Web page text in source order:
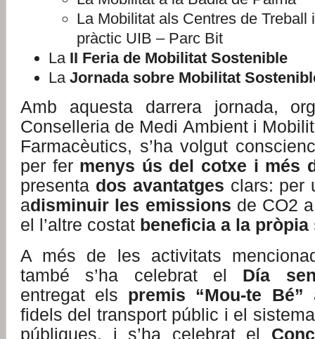
La Mobilitat als Centres de Treball
pràctic UIB – Parc Bit
La II Feria de Mobilitat Sostenible
La Jornada sobre Mobilitat
Amb aquesta darrera jornada,
Conselleria de Medi Ambient i
Farmacèutics, s’ha volgut
per fer menys ús del cotxe i més
presenta dos avantatges clars: per
adisminuir les emissions de CO2
el l’altre costat beneficia a la pròpia
A més de les activitats
també s’ha celebrat el
Día
entregat els premis “Mou-te Bé”
fidels del transport públic i el
públiques, i s’ha celebrat el